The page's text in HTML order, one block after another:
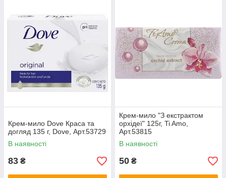
Крем-мило Dove Краса та
догляд 135 г, Dove, Арт.53729
В наявності
83 ₴
Крем-мило "З екстрактом
орхідеї" 125г, Ti Amo,
Арт.53815
В наявності
50 ₴